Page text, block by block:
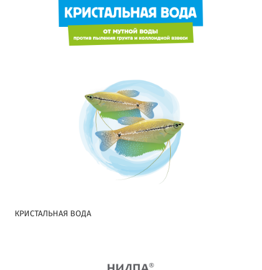
КРИСТАЛЬНАЯ ВОДА